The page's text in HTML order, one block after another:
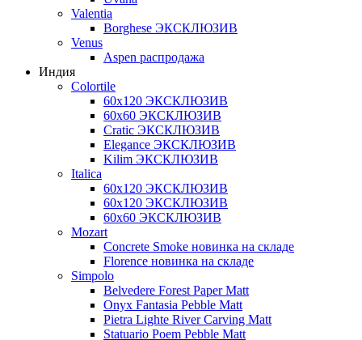
Valentia
Borghese ЭКСКЛЮЗИВ
Venus
Aspen распродажа
Индия
Colortile
60х120 ЭКСКЛЮЗИВ
60х60 ЭКСКЛЮЗИВ
Cratic ЭКСКЛЮЗИВ
Elegance ЭКСКЛЮЗИВ
Kilim ЭКСКЛЮЗИВ
Italica
60х120 ЭКСКЛЮЗИВ
60х120 ЭКСКЛЮЗИВ
60х60 ЭКСКЛЮЗИВ
Mozart
Concrete Smoke новинка на складе
Florence новинка на складе
Simpolo
Belvedere Forest Paper Matt
Onyx Fantasia Pebble Matt
Pietra Lighte River Carving Matt
Statuario Poem Pebble Matt